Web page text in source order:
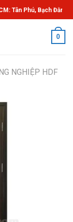
Phú, Bạch Đằng, Gò
0
NGHIỆP HDF